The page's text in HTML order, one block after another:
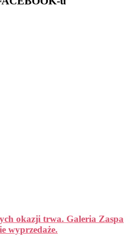
okazji trwa. Galeria Zaspa
wyprzedaże.